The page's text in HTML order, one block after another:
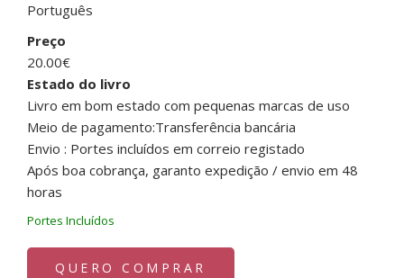
Português
Preço
20.00€
Estado do livro
Livro em bom estado com pequenas marcas de uso
Meio de pagamento:Transferência bancária
Envio : Portes incluídos em correio registado
Após boa cobrança, garanto expedição / envio em 48
horas
Portes Incluídos
QUERO COMPRAR